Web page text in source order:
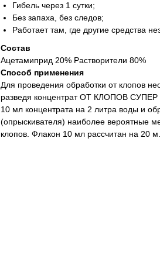
Гибель через 1 сутки;
Без запаха, без следов;
Работает там, где другие средства
Состав
Ацетамиприд 20% Растворители 80%
Способ применения
Для проведения обработки от клопов
разведя концентрат ОТ КЛОПОВ СУПЕР
10 мл концентрата на 2 литра воды и
(опрыскивателя) наиболее вероятные
клопов. Флакон 10 мл рассчитан на 20